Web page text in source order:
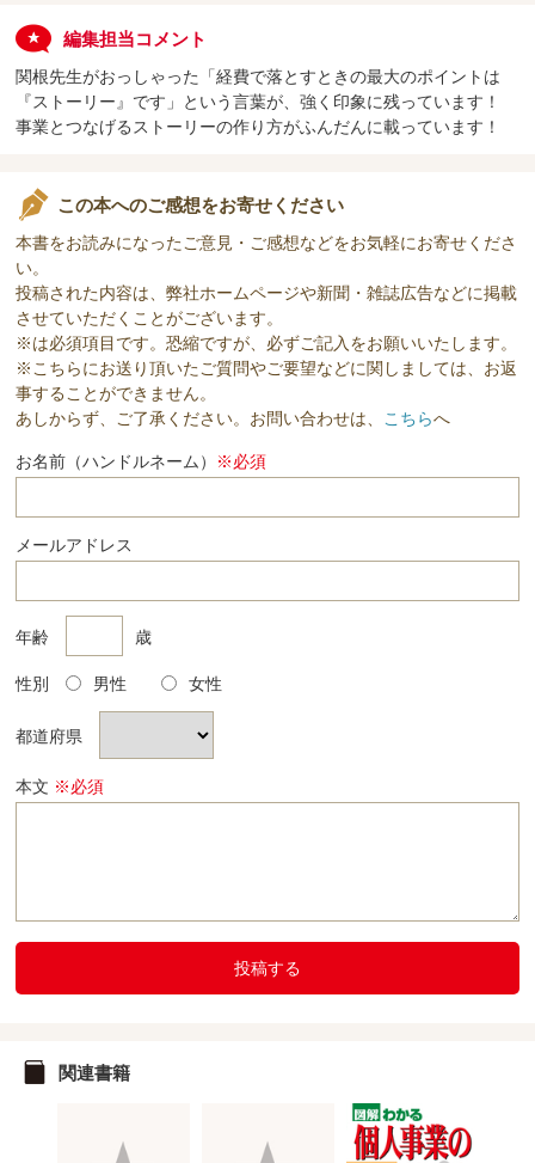
編集担当コメント
関根先生がおっしゃった「経費で落とすときの最大のポイントは
『ストーリー』です」という言葉が、強く印象に残っています！
事業とつなげるストーリーの作り方がふんだんに載っています！
この本へのご感想をお寄せください
本書をお読みになったご意見・ご感想などをお気軽にお寄せくださ
い。
投稿された内容は、弊社ホームページや新聞・雑誌広告などに掲載
させていただくことがございます。
※は必須項目です。恐縮ですが、必ずご記入をお願いいたします。
※こちらにお送り頂いたご質問やご要望などに関しましては、お返
事することができません。
あしからず、ご了承ください。お問い合わせは、 こちらへ
お名前（ハンドルネーム） ※必須
メールアドレス
年齢 歳
性別 男性 女性
都道府県
本文 ※必須
投稿する
関連書籍